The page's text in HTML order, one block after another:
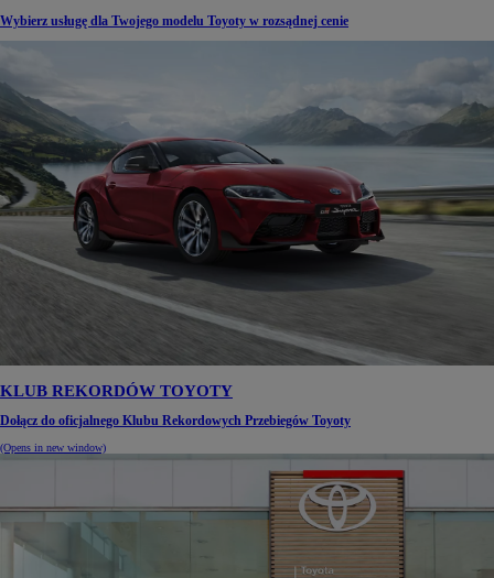
Wybierz usługę dla Twojego modelu Toyoty w rozsądnej cenie
KLUB REKORDÓW TOYOTY
Dołącz do oficjalnego Klubu Rekordowych Przebiegów Toyoty
(Opens in new window)